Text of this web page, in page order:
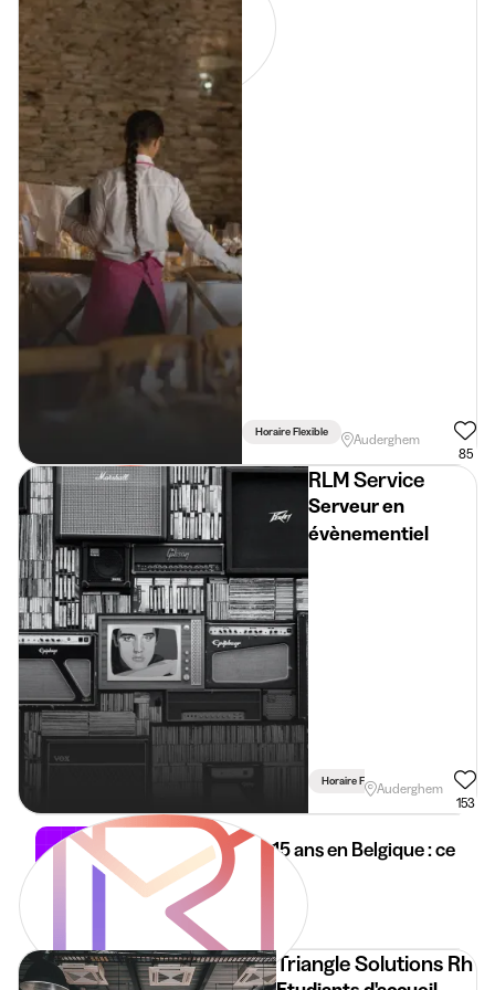
Horaire Flexible
Auderghem
85
RLM Service
Serveur en
évènementiel
Horaire FlexibleAuderghem
153
Job étudiant à 15 ans en Belgique : ce
qui change
14 mai 2026
Triangle Solutions Rh